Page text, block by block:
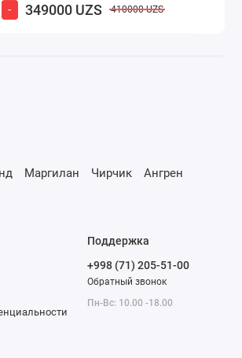
- 349000 UZS 410000 UZS
Маргилан Чирчик
Ангрен
Поддержка
+998 (71) 205-51-00
Обратный звонок
Пн-Вс: 10.00 -18.00